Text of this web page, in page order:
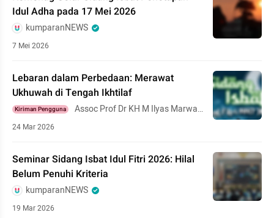
Idul Adha pada 17 Mei 2026
kumparanNEWS
7 Mei 2026
Lebaran dalam Perbedaan: Merawat
Ukhuwah di Tengah Ikhtilaf
Kiriman Pengguna
Assoc Prof Dr KH M Ilyas Marwal,
24 Mar 2026
Seminar Sidang Isbat Idul Fitri 2026: Hilal
Belum Penuhi Kriteria
kumparanNEWS
19 Mar 2026